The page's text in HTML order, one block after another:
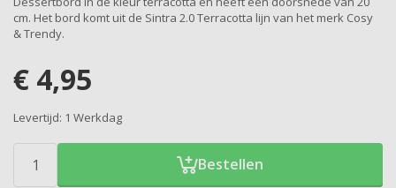
cm. Het bord komt uit de Sintra 2.0 Terracotta lijn van het merk Cosy
& Trendy.
€ 4,95
Levertijd: 1 Werkdag
Bestellen